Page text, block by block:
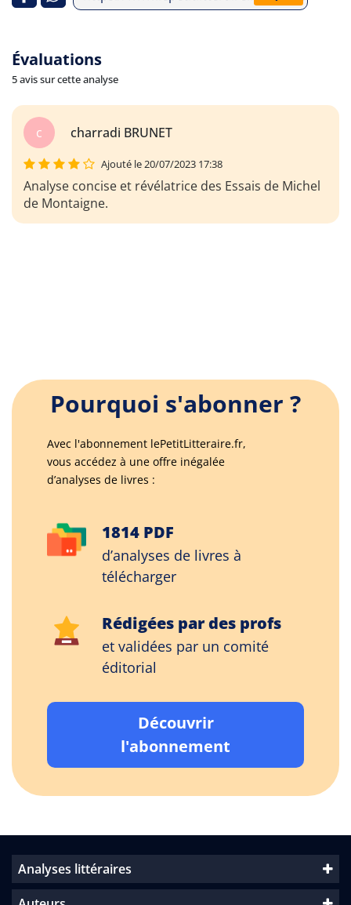
Évaluations
5 avis sur cette analyse
c charradi BRUNET
Ajouté le 20/07/2023 17:38
Analyse concise et révélatrice des Essais de Michel
de Montaigne.
Pourquoi s'abonner ?
Avec l'abonnement lePetitLitteraire.fr,
vous accédez à une offre inégalée
d’analyses de livres :
1814 PDF
d’analyses de livres à
télécharger
Rédigées par des profs
et validées par un comité
éditorial
Découvrir
l'abonnement
Analyses littéraires